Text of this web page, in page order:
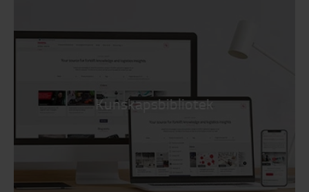
Kunskapsbibliotek